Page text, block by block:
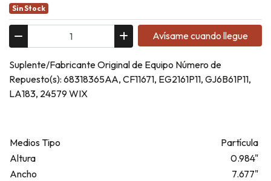
Sin Stock
Avísame cuando llegue
Suplente/Fabricante Original de Equipo Número de
Repuesto(s): 68318365AA, CF11671, EG2161P11, GJ6B61P11,
LA183, 24579 WIX
Medios Tipo
Partícula
Altura
0.984"
Ancho
7.677"